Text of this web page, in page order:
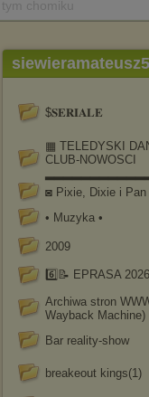
$𝐒𝐄𝐑𝐈𝐀𝐋𝐄
▦ TELEDYSKI
CLUB-NOWOSCI
◙ Pixie, Dixie i
• Muzyka •
2009
6️⃣📝 EPRASA 2026
Archiwa stron
Wayback Machine)
Bar reality-show
breakeout kings(1)